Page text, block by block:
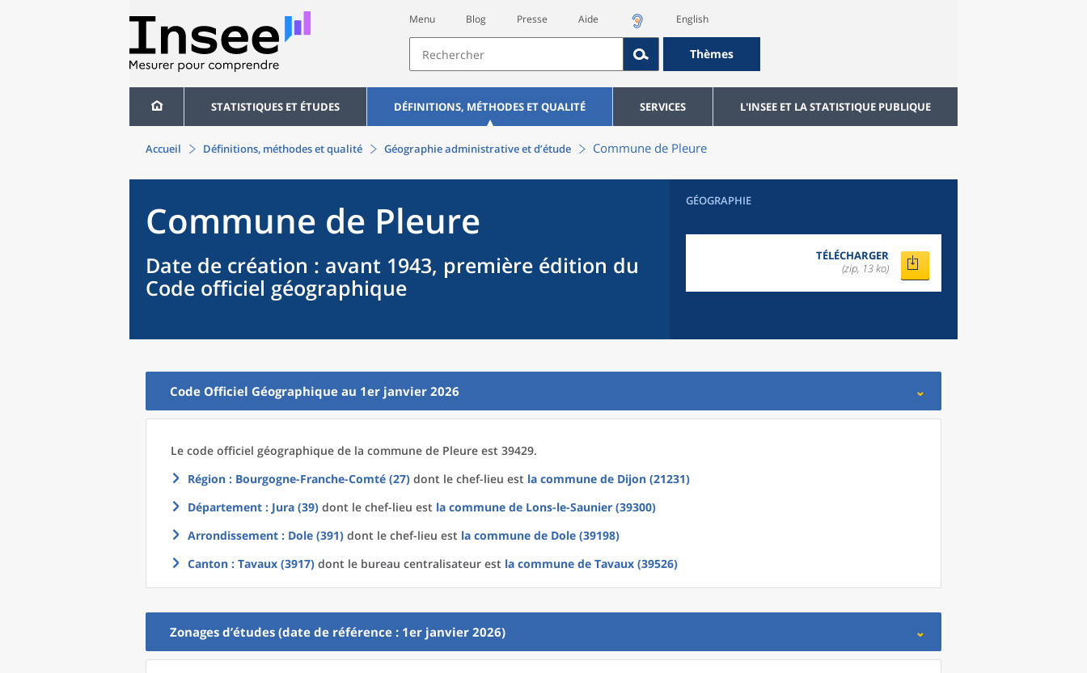
Menu Blog Presse Aide English
Thèmes
STATISTIQUES ET ÉTUDES DÉFINITIONS, MÉTHODES ET QUALITÉ SERVICES L'INSEE ET LA STATISTIQUE PUBLIQUE
Accueil Définitions, méthodes et qualité Géographie administrative et d’étude Commune de Pleure
Commune de Pleure
Date de création : avant 1943, première édition du
Code officiel géographique
GÉOGRAPHIE
TÉLÉCHARGER
(zip, 13 ko)
Code Officiel Géographique au 1er janvier 2026
Le code officiel géographique de la commune de Pleure est 39429.
Région : Bourgogne-Franche-Comté (27) dont le chef-lieu est la commune de Dijon (21231)
Département : Jura (39) dont le chef-lieu est la commune de Lons-le-Saunier (39300)
Arrondissement : Dole (391) dont le chef-lieu est la commune de Dole (39198)
Canton : Tavaux (3917) dont le bureau centralisateur est la commune de Tavaux (39526)
Zonages d’études (date de référence : 1er janvier 2026)